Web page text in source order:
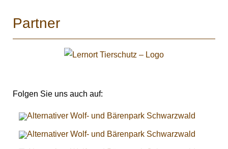
Partner
Folgen Sie uns auch auf: